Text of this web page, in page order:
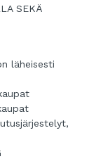
SEKÄ
läheisesti